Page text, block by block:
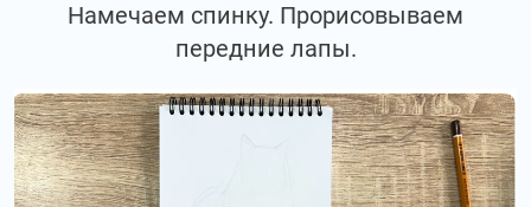
Намечаем спинку. Прорисовываем
передние лапы.